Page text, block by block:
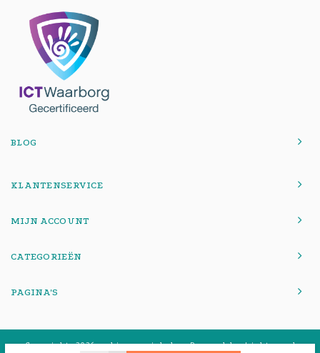
BLOG
KLANTENSERVICE
MIJN ACCOUNT
CATEGORIEËN
PAGINA'S
© Copyright 2026 onlinemacwinkel - Powered byLightspeed-